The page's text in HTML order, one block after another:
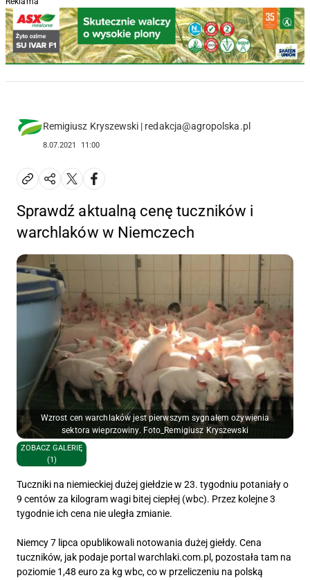
Remigiusz Kryszewski | redakcja@agropolska.pl
8.07.2021 11:00
Sprawdź aktualną cenę tuczników i
warchlaków w Niemczech
Wzrost cen warchlaków jest pierwszym sygnałem ożywienia
sektora wieprzowiny. Foto_Remigiusz Kryszewski
ZOBACZ GALERIĘ
(1)
Tuczniki na niemieckiej dużej giełdzie w 23. tygodniu potaniały o
9 centów za kilogram wagi bitej ciepłej (wbc). Przez kolejne 3
tygodnie ich cena nie uległa zmianie.
Niemcy 7 lipca opublikowali notowania dużej giełdy. Cena
tuczników, jak podaje portal warchlaki.com.pl, pozostała tam na
poziomie 1,48 euro za kg wbc, co w przeliczeniu na polską